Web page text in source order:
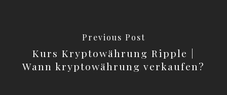
Previous Post
Kurs Kryptowährung Ripple |
Wann kryptowährung verkaufen?